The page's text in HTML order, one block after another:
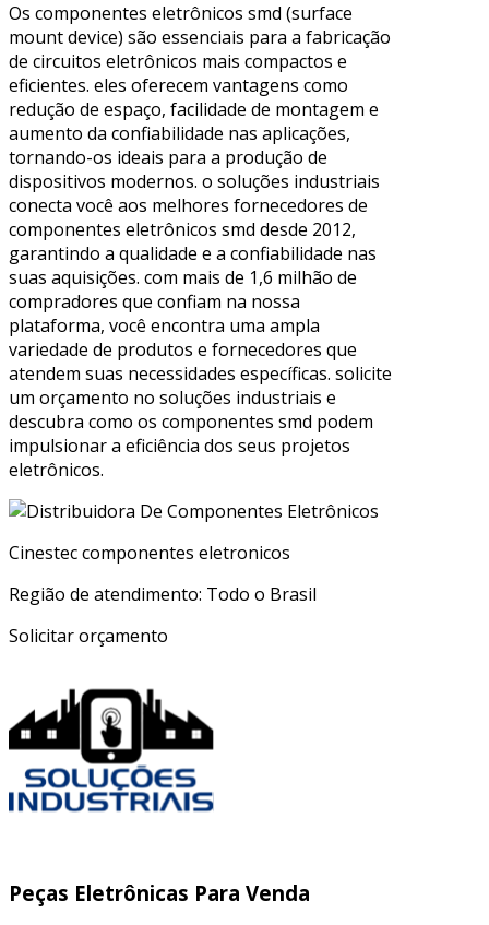
Os componentes eletrônicos smd (surface
mount device) são essenciais para a fabricação
de circuitos eletrônicos mais compactos e
eficientes. eles oferecem vantagens como
redução de espaço, facilidade de montagem e
aumento da confiabilidade nas aplicações,
tornando-os ideais para a produção de
dispositivos modernos. o soluções industriais
conecta você aos melhores fornecedores de
componentes eletrônicos smd desde 2012,
garantindo a qualidade e a confiabilidade nas
suas aquisições. com mais de 1,6 milhão de
compradores que confiam na nossa
plataforma, você encontra uma ampla
variedade de produtos e fornecedores que
atendem suas necessidades específicas. solicite
um orçamento no soluções industriais e
descubra como os componentes smd podem
impulsionar a eficiência dos seus projetos
eletrônicos.
Cinestec componentes eletronicos
Região de atendimento: Todo o Brasil
Solicitar orçamento
Peças Eletrônicas Para Venda